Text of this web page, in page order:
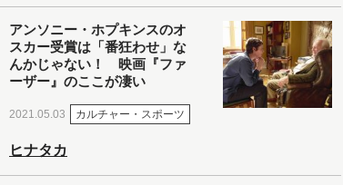
アンソニー・ホプキンスのオ
スカー受賞は「番狂わせ」な
んかじゃない！ 映画『ファ
ーザー』のここが凄い
2021.05.03 カルチャー・スポーツ
ヒナタカ